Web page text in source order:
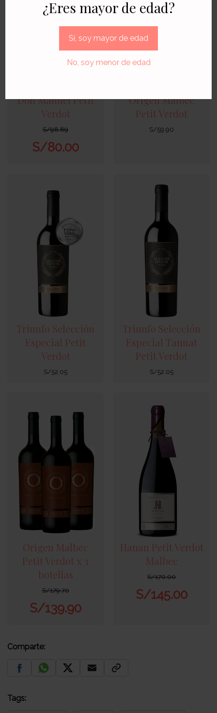
¿Eres mayor de edad?
Sí, soy mayor de edad
No, soy menor de edad
Don Manuel Petit
Verdot
S/98.89
S/80.00
Origen Malbec
Petit Verdot
S/59.90
Triunfo Selección
Especial Petit
Verdot
S/52.05
Triunfo Selección
Especial Tannat
Petit Verdot
S/52.05
Origen Malbec
Petit Verdot x 3
botellas
S/179.70
S/139.90
Hanan Petit Verdot
Malbec
S/170.00
S/145.00
Comparte:
Tags: